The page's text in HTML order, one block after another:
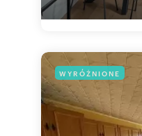
WYRÓŻNIONE